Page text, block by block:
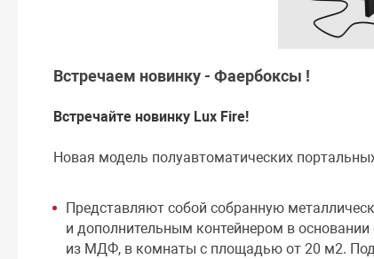
Встречаем новинку - Фаербоксы !
Встречайте новинку Lux Fire!
Новая модель полуавтоматических
Представляют собой собранную
и дополнительным контейнером в
из МДФ, в комнаты с площадью от 20 м2.